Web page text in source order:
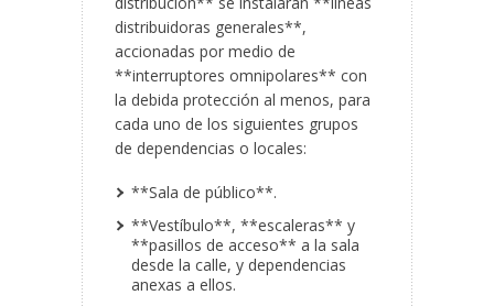
distribuidoras generales**,
accionadas por medio de
**interruptores omnipolares** con
la debida protección al menos, para
cada uno de los siguientes grupos
de dependencias o locales:
**Sala de público**.
**Vestíbulo**, **escaleras** y
**pasillos de acceso** a la sala
desde la calle, y dependencias
anexas a ellos.